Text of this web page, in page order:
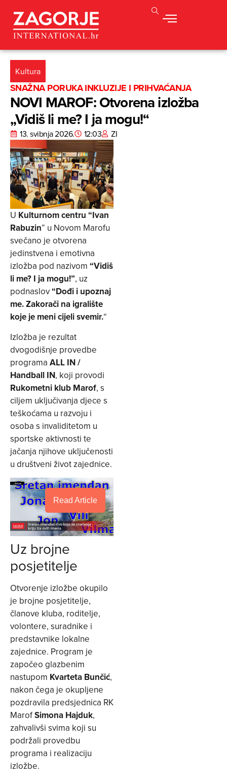
Kultura
SNAŽNA PORUKA INKLUZIJE I PRIHVAĆANJA
NOVI MAROF: Otvorena izložba
„Vidiš li me? I ja mogu!“
13. svibnja 2026. 12:03 ZI
U Kulturnom centru “Ivan
Rabuzin” u Novom Marofu
svečano je otvorena
jedinstvena i emotivna
izložba pod nazivom “Vidiš
li me? I ja mogu!”, uz
podnaslov“Dođi i upoznaj
me. Zakorači na igralište
koje je meni cijeli svemir.“
Izložba je rezultat
dvogodišnje provedbe
programa ALL IN /
Handball IN, koji provodi
Rukometni klub Marof, s
ciljem uključivanja djece s
teškoćama u razvoju i
osoba s invaliditetom u
sportske aktivnosti te
jačanja njihove uključenosti
u društveni život zajednice.
Read Article
Uz brojne
posjetitelje
Otvorenje izložbe okupilo
je brojne posjetitelje,
članove kluba, roditelje,
volontere, suradnike i
predstavnike lokalne
zajednice. Program je
započeo glazbenim
nastupom Kvarteta Bunčić,
nakon čega je okupljene
pozdravila predsjednica RK
MarofSimona Hajduk,
zahvalivši svima koji su
podržali provedbu
programa i realizaciju
izložbe.